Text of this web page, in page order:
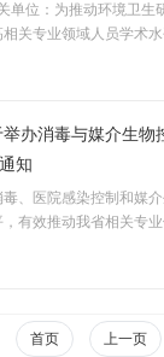
单位：为推动环境卫生
关专业领域人员学术
研成果及工作经验进
、卫生监督机构、爱国
的人员；2.各会员单位
办消毒与媒介生物
知
、医院感染控制和媒
有效推动我省相关专
专题讲座和学术、论
任委员、副主任委员
，按照自愿参会原则
首页 上一页